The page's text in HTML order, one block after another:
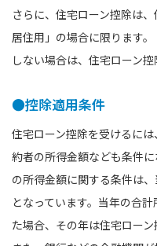
さらに、住宅ローン控除は
居住用」の場合に限ります
しない場合は、住宅ローン
●控除適用条件
住宅ローン控除を受けるに
約者の所得金額なども条件
の所得金額に関する条件は
となっています。当年の合
た場合、その年は住宅ローン